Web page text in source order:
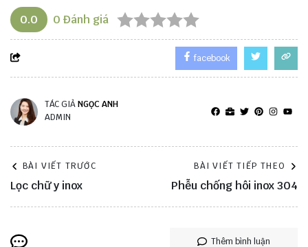
0.0 0 Đánh giá
facebook
TÁC GIẢNGỌC ANH
ADMIN
BÀI VIẾT TRƯỚC
Lọc chữ y inox
BÀI VIẾT TIẾP THEO
Phễu chống hôi inox 304
Thêm bình luận